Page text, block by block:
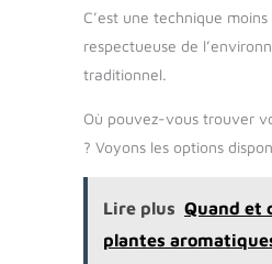
C’est une technique
respectueuse de
traditionnel.
Où pouvez-vous trouver
? Voyons les options
Lire plus Quand et
plantes